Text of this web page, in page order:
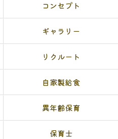
コンセプト
ギャラリー
リクルート
自家製給食
異年齢保育
保育士